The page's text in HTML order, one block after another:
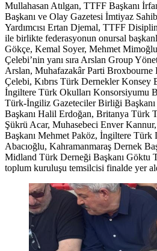
Mullahasan Atılgan, TTFF Başkanı
Başkanı ve Olay Gazetesi İmtiyaz
Yardımcısı Ertan Djemal, TTFF
ile birlikte federasyonun onursal
Gökçe, Kemal Soyer, Mehmet
Çelebi’nin yanı sıra Arslan Group
Arslan, Muhafazakâr Parti
Çelebi, Kıbrıs Türk Dernekler Konsey
İngiltere Türk Okulları Konsorsiyumu
Türk-İngiliz Gazeteciler Birliği
Başkanı Halil Erdoğan, Britanya Türk
Şükrü Acar, Muhasebeci Enver
Başkanı Mehmet Paköz, İngiltere Türk
Abacıoğlu, Kahramanmaraş Dernek
Midland Türk Derneği Başkanı Göktu
toplum kuruluşu temsilcisi finalde yer